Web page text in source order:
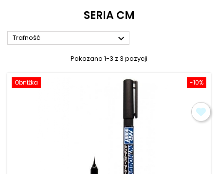
SERIA CM
Trafność 
Pokazano 1-3 z 3 pozycji
-10%
Obniżka